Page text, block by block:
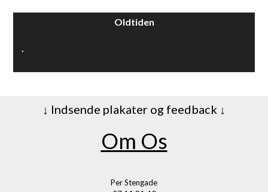
Oldtiden
↓ Indsende plakater og feedback ↓
Om Os
Per Stengade